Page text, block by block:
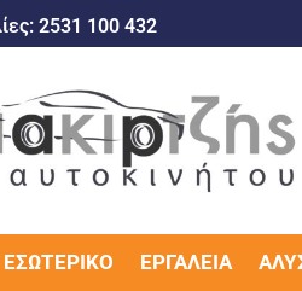
2531 100 432
ΕΣΩΤΕΡΙΚΌ ΕΡΓΑΛΕΊΑ